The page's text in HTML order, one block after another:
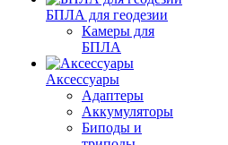
БПЛА для геодезии
Камеры для
БПЛА
Аксессуары
Адаптеры
Аккумуляторы
Биподы и